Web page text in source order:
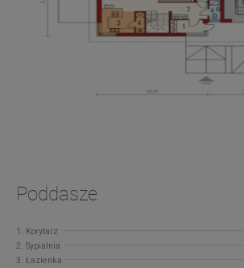
Poddasze
1. Korytarz
2. Sypialnia
3. Łazienka